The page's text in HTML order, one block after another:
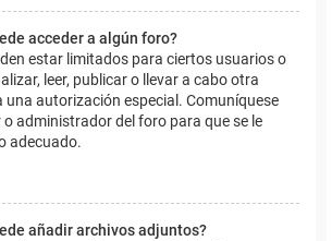
acceder a algún foro?
estar limitados para ciertos usuarios o
leer, publicar o llevar a cabo otra
una autorización especial. Comuníquese
administrador del foro para que se le
adecuado.
añadir archivos adjuntos?